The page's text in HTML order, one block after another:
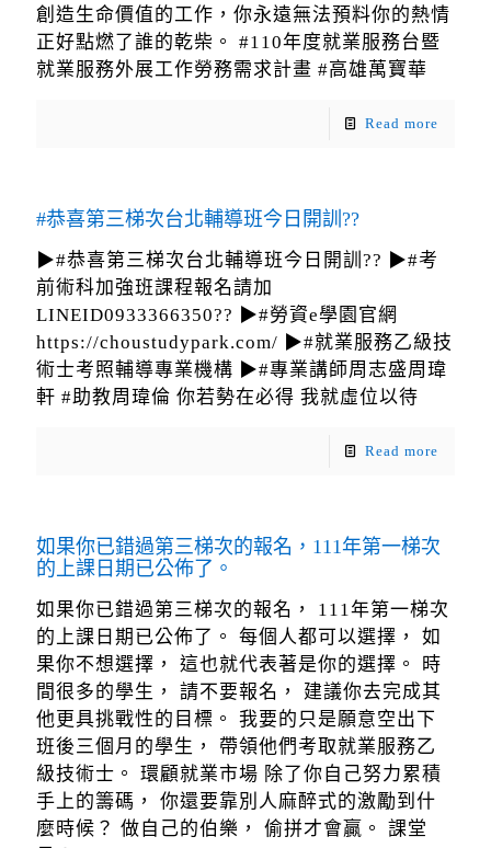
創造生命價值的工作，你永遠無法預料你的熱情
正好點燃了誰的乾柴。 #110年度就業服務台暨
就業服務外展工作勞務需求計畫 #高雄萬寶華
Read more
#恭喜第三梯次台北輔導班今日開訓??
▶#恭喜第三梯次台北輔導班今日開訓?? ▶#考
前術科加強班課程報名請加
LINEID0933366350?? ▶#勞資e學園官網
https://choustudypark.com/ ▶#就業服務乙級技
術士考照輔導專業機構 ▶#專業講師周志盛周瑋
軒 #助教周瑋倫 你若勢在必得 我就虛位以待
Read more
如果你已錯過第三梯次的報名，111年第一梯次
的上課日期已公佈了。
如果你已錯過第三梯次的報名， 111年第一梯次
的上課日期已公佈了。 每個人都可以選擇， 如
果你不想選擇， 這也就代表著是你的選擇。 時
間很多的學生， 請不要報名， 建議你去完成其
他更具挑戰性的目標。 我要的只是願意空出下
班後三個月的學生， 帶領他們考取就業服務乙
級技術士。 環顧就業市場 除了你自己努力累積
手上的籌碼， 你還要靠別人麻醉式的激勵到什
麼時候？ 做自己的伯樂， 偷拼才會贏。 課堂